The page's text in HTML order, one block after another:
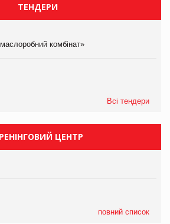
ТЕНДЕРИ
комбінат»
Всі тендери
ЦЕНТР
повний список